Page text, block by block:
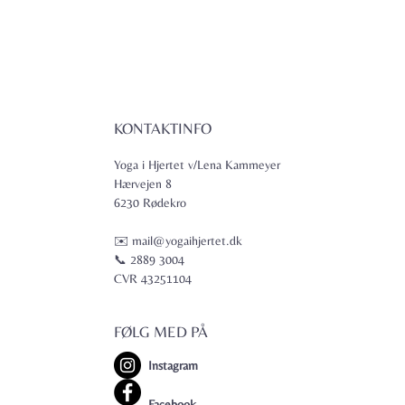
KONTAKTINFO
Yoga i Hjertet v/Lena Kammeyer
Hærvejen 8
6230 Rødekro
✉️ mail@yogaihjertet.dk
📞 2889 3004
CVR 43251104
FØLG MED PÅ
Instagram